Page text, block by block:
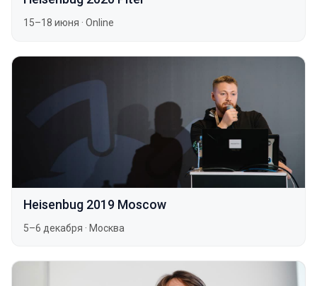
15–18 июня · Online
Heisenbug 2019 Moscow
5–6 декабря · Москва